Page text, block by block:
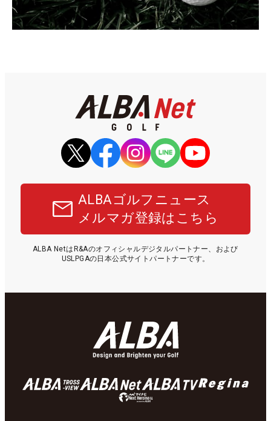
ALBAゴルフニュース
メルマガ登録はこちら
ALBA NetはR&Aのオフィシャルデジタルパートナー、および
USLPGAの日本公式サイトパートナーです。